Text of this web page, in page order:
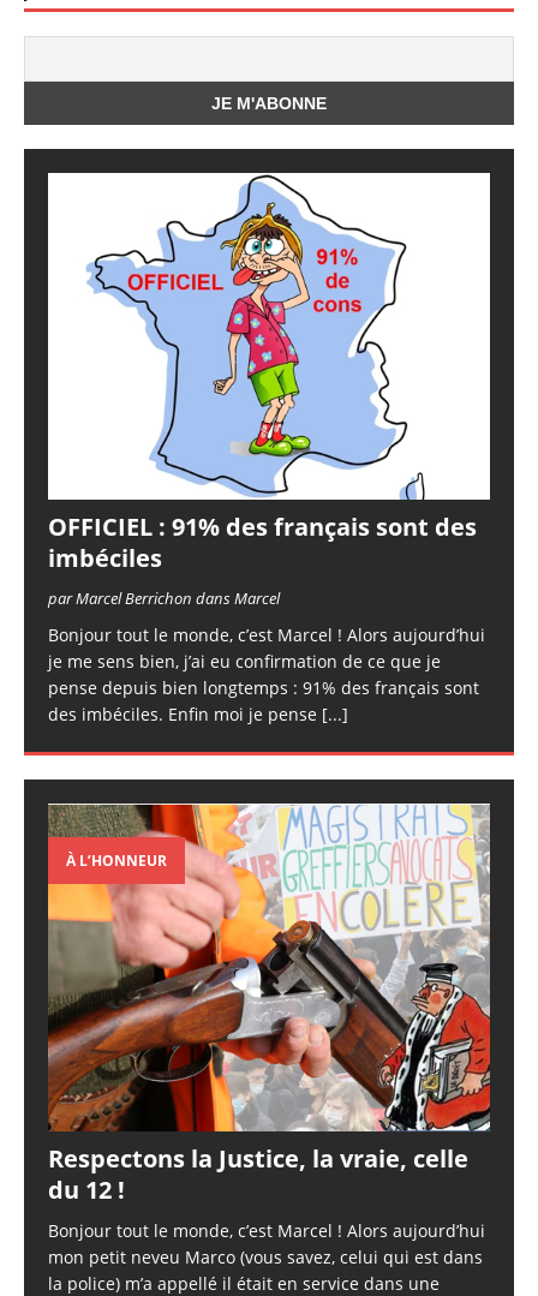
OFFICIEL : 91% des français sont des
imbéciles
par Marcel Berrichon dans Marcel
Bonjour tout le monde, c’est Marcel ! Alors aujourd’hui
je me sens bien, j’ai eu confirmation de ce que je
pense depuis bien longtemps : 91% des français sont
des imbéciles. Enfin moi je pense [...]
À L’HONNEUR
Respectons la Justice, la vraie, celle
du 12 !
Bonjour tout le monde, c’est Marcel ! Alors aujourd’hui
mon petit neveu Marco (vous savez, celui qui est dans
la police) m’a appellé il était en service dans une